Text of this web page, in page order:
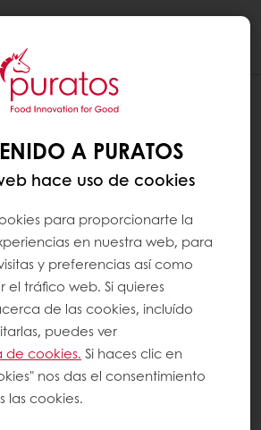
A PURATOS
hace uso de cookies
para proporcionarte la
en nuestra web, para
y preferencias así como
el tráfico web. Si quieres
de las cookies, incluído
puedes ver
de cookies. Si haces clic en
nos das el consentimiento
las cookies.